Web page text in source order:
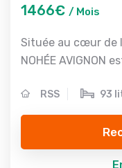
1466€ / Mois
Située au cœur de
NOHÉE AVIGNON
RSS 93